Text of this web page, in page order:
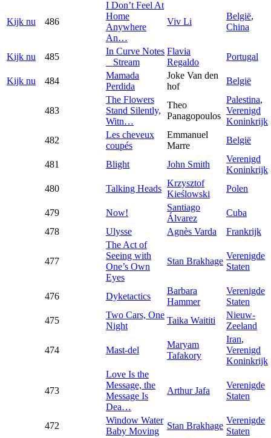
Kijk nu 486
I Don’t Feel At
Home
Anywhere
An…
Viv Li
België,
China
Kijk nu 485
In Curve Notes
_ Stream
Flavia
Regaldo
Portugal
Kijk nu 484
Mamada
Perdida
Joke Van den
hof
België
483
The Flowers
Stand Silently,
Witn…
Theo
Panagopoulos
Palestina,
Verenigd
Koninkrijk
482
Les cheveux
coupés
Emmanuel
Marre
België
481 Blight John Smith
Verenigd
Koninkrijk
480
Talking Heads
Krzysztof
Kieślowski
Polen
479 Now!
Santiago
Álvarez
Cuba
478
Ulysse Agnès Varda Frankrijk
477
The Act of
Seeing with
One’s Own
Eyes
Stan Brakhage
Verenigde
Staten
476 Dyketactics
Barbara
Hammer
Verenigde
Staten
475
Two Cars, One
Night
Taika Waititi
Nieuw-
Zeeland
474 Mast-del
Maryam
Tafakory
Iran,
Verenigd
Koninkrijk
473
Love Is the
Message, the
Message Is
Dea…
Arthur Jafa
Verenigde
Staten
472
Window Water
Baby Moving
Stan Brakhage
Verenigde
Staten